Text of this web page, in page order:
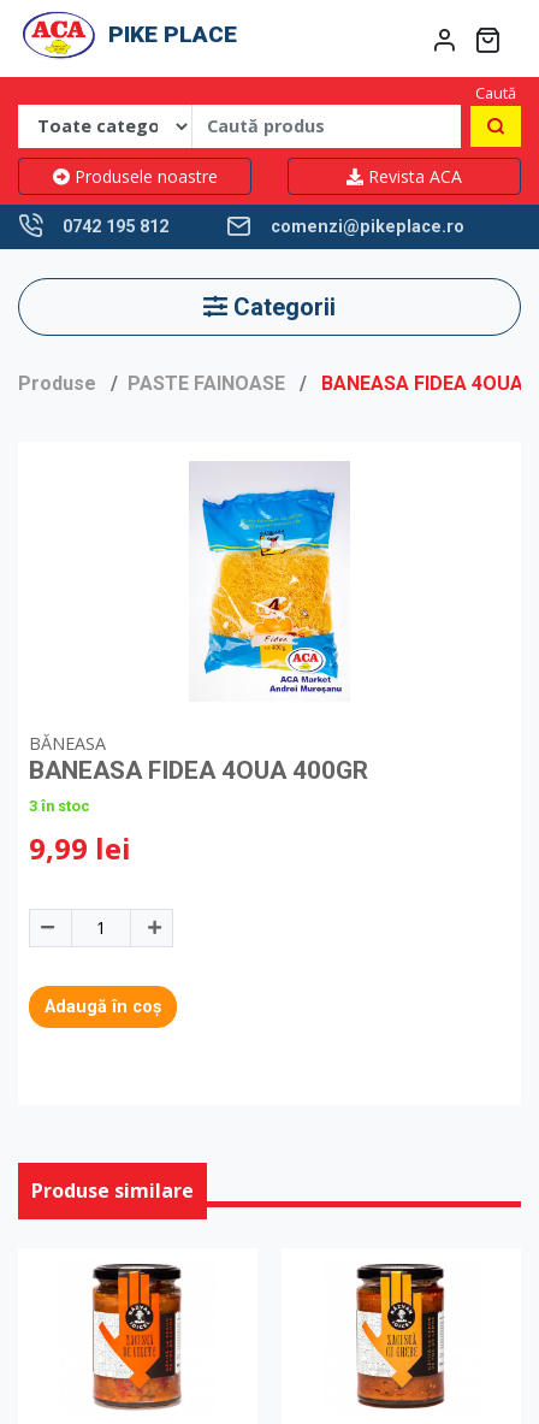
PIKE PLACE
Caută
Produsele noastre Revista ACA
0742 195 812 comenzi@pikeplace.ro
Categorii
Produse PASTE FAINOASE BANEASA FIDEA 4OUA
BĂNEASA
BANEASA FIDEA 4OUA 400GR
3 în stoc
9,99 lei
Adaugă în coș
Produse similare